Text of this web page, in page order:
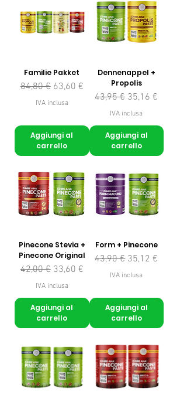
Familie Pakket
Prezzo regolare
84,80 € Prezzo scontato
63,60 €
IVA inclusa
Aggiungi al
carrello
Dennenappel +
Propolis
Prezzo regolare
43,95 € Prezzo scontato
35,16 €
IVA inclusa
Aggiungi al
carrello
Pinecone Stevia +
Pinecone Original
Prezzo regolare
42,00 € Prezzo scontato
33,60 €
IVA inclusa
Aggiungi al
carrello
Form + Pinecone
Prezzo regolare
43,90 € Prezzo scontato
35,12 €
IVA inclusa
Aggiungi al
carrello